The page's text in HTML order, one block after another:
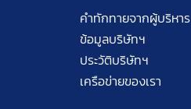
คำทักทายจากผู้บริหาร
ข้อมูลบริษัทฯ
ประวัติบริษัทฯ
เครือข่ายของเรา